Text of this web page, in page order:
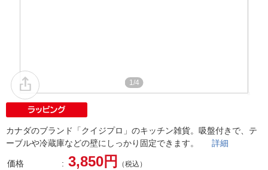
1/4
カナダのブランド「クイジプロ」のキッチン雑貨。吸盤付きで、テ
ーブルや冷蔵庫などの壁にしっかり固定できます。 詳細
価格 3,850円 （税込）